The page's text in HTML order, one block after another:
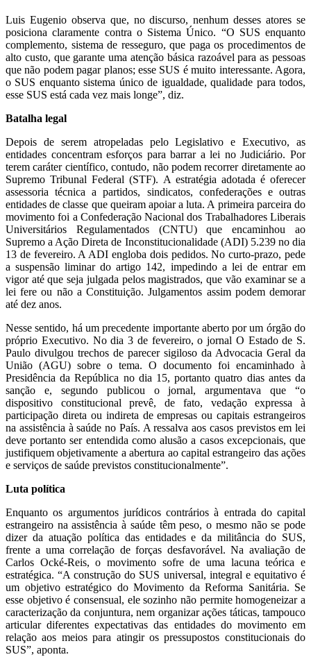
Luis Eugenio observa que, no discurso, nenhum desses atores se
posiciona claramente contra o Sistema Único. “O SUS enquanto
complemento, sistema de resseguro, que paga os procedimentos de
alto custo, que garante uma atenção básica razoável para as pessoas
que não podem pagar planos; esse SUS é muito interessante. Agora,
o SUS enquanto sistema único de igualdade, qualidade para todos,
esse SUS está cada vez mais longe”, diz.
Batalha legal
Depois de serem atropeladas pelo Legislativo e Executivo, as
entidades concentram esforços para barrar a lei no Judiciário. Por
terem caráter científico, contudo, não podem recorrer diretamente ao
Supremo Tribunal Federal (STF). A estratégia adotada é oferecer
assessoria técnica a partidos, sindicatos, confederações e outras
entidades de classe que queiram apoiar a luta. A primeira parceira do
movimento foi a Confederação Nacional dos Trabalhadores Liberais
Universitários Regulamentados (CNTU) que encaminhou ao
Supremo a Ação Direta de Inconstitucionalidade (ADI) 5.239 no dia
13 de fevereiro. A ADI engloba dois pedidos. No curto-prazo, pede
a suspensão liminar do artigo 142, impedindo a lei de entrar em
vigor até que seja julgada pelos magistrados, que vão examinar se a
lei fere ou não a Constituição. Julgamentos assim podem demorar
até dez anos.
Nesse sentido, há um precedente importante aberto por um órgão do
próprio Executivo. No dia 3 de fevereiro, o jornal O Estado de S.
Paulo divulgou trechos de parecer sigiloso da Advocacia Geral da
União (AGU) sobre o tema. O documento foi encaminhado à
Presidência da República no dia 15, portanto quatro dias antes da
sanção e, segundo publicou o jornal, argumentava que “o
dispositivo constitucional prevê, de fato, vedação expressa à
participação direta ou indireta de empresas ou capitais estrangeiros
na assistência à saúde no País. A ressalva aos casos previstos em lei
deve portanto ser entendida como alusão a casos excepcionais, que
justifiquem objetivamente a abertura ao capital estrangeiro das ações
e serviços de saúde previstos constitucionalmente”.
Luta política
Enquanto os argumentos jurídicos contrários à entrada do capital
estrangeiro na assistência à saúde têm peso, o mesmo não se pode
dizer da atuação política das entidades e da militância do SUS,
frente a uma correlação de forças desfavorável. Na avaliação de
Carlos Ocké-Reis, o movimento sofre de uma lacuna teórica e
estratégica. “A construção do SUS universal, integral e equitativo é
um objetivo estratégico do Movimento da Reforma Sanitária. Se
esse objetivo é consensual, ele sozinho não permite homogeneizar a
caracterização da conjuntura, nem organizar ações táticas, tampouco
articular diferentes expectativas das entidades do movimento em
relação aos meios para atingir os pressupostos constitucionais do
SUS”, aponta.